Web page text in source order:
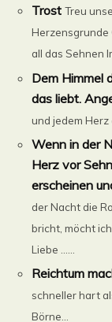
Trost Treu
Herzensgrunde
all das Sehnen
Dem Himmel
das liebt.
und jedem Herz
Wenn in der
Herz vor
erscheinen
der Nacht die
bricht, möcht
Liebe ......
Reichtum
schneller hart
Börne...